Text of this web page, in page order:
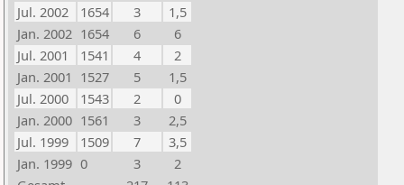
Jul. 2002
1654 3
1,5
Jan. 2002 1654 6
6
Jul. 2001
1541 4
2
Jan. 2001 1527 5
1,5
Jul. 2000
1543 2
0
Jan. 2000 1561 3
2,5
Jul. 1999
1509 7
3,5
Jan. 1999 0 3
2